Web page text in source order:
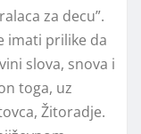
za decu”.
imati prilike da
slova, snova i
toga, uz
Žitoradje.